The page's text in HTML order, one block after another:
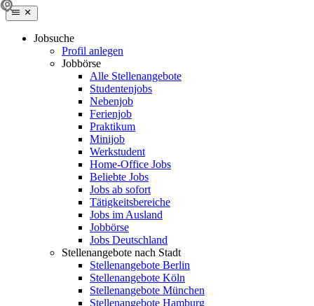
Jobsuche
Profil anlegen
Jobbörse
Alle Stellenangebote
Studentenjobs
Nebenjob
Ferienjob
Praktikum
Minijob
Werkstudent
Home-Office Jobs
Beliebte Jobs
Jobs ab sofort
Tätigkeitsbereiche
Jobs im Ausland
Jobbörse
Jobs Deutschland
Stellenangebote nach Stadt
Stellenangebote Berlin
Stellenangebote Köln
Stellenangebote München
Stellenangebote Hamburg